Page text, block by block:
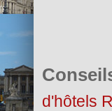
d'hôtels